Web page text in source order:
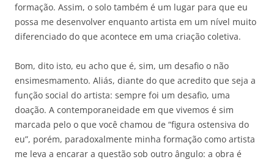
formação. Assim, o solo também é um lugar para que eu
possa me desenvolver enquanto artista em um nível muito
diferenciado do que acontece em uma criação coletiva.
Bom, dito isto, eu acho que é, sim, um desafio o não
ensimesmamento. Aliás, diante do que acredito que seja a
função social do artista: sempre foi um desafio, uma
doação. A contemporaneidade em que vivemos é sim
marcada pelo o que você chamou de “figura ostensiva do
eu”, porém, paradoxalmente minha formação como artista
me leva a encarar a questão sob outro ângulo: a obra é